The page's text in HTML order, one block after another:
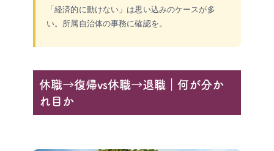
「経済的に動けない」は思い込みのケースが多
い。所属自治体の事務に確認を。
休職→復帰vs休職→退職｜何が分か
れ目か